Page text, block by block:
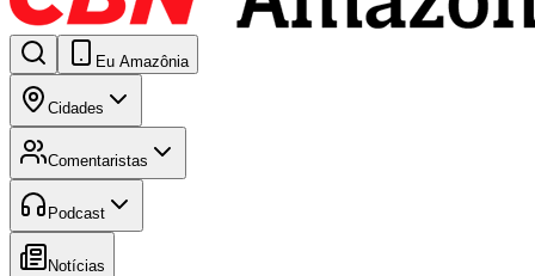
Eu Amazônia
Cidades
Comentaristas
Podcast
Notícias